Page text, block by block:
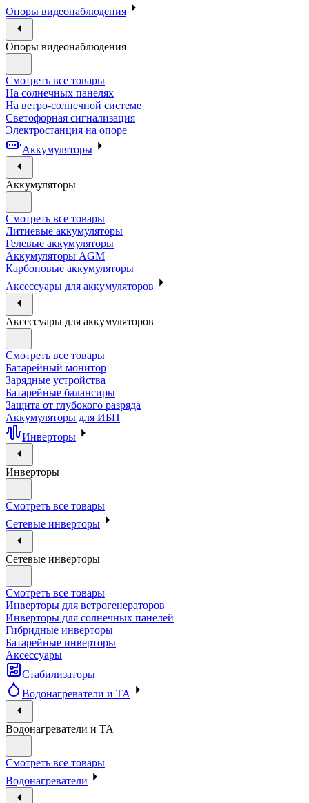
Опоры видеонаблюдения
Опоры видеонаблюдения
Смотреть все товары
На солнечных панелях
На ветро-солнечной системе
Светофорная сигнализация
Электростанция на опоре
Аккумуляторы
Аккумуляторы
Смотреть все товары
Литиевые аккумуляторы
Гелевые аккумуляторы
Аккумуляторы AGM
Карбоновые аккумуляторы
Аксессуары для аккумуляторов
Аксессуары для аккумуляторов
Смотреть все товары
Батарейный монитор
Зарядные устройства
Батарейные балансиры
Защита от глубокого разряда
Аккумуляторы для ИБП
Инверторы
Инверторы
Смотреть все товары
Сетевые инверторы
Сетевые инверторы
Смотреть все товары
Инверторы для ветрогенераторов
Инверторы для солнечных панелей
Гибридные инверторы
Батарейные инверторы
Аксессуары
Стабилизаторы
Водонагреватели и ТА
Водонагреватели и ТА
Смотреть все товары
Водонагреватели